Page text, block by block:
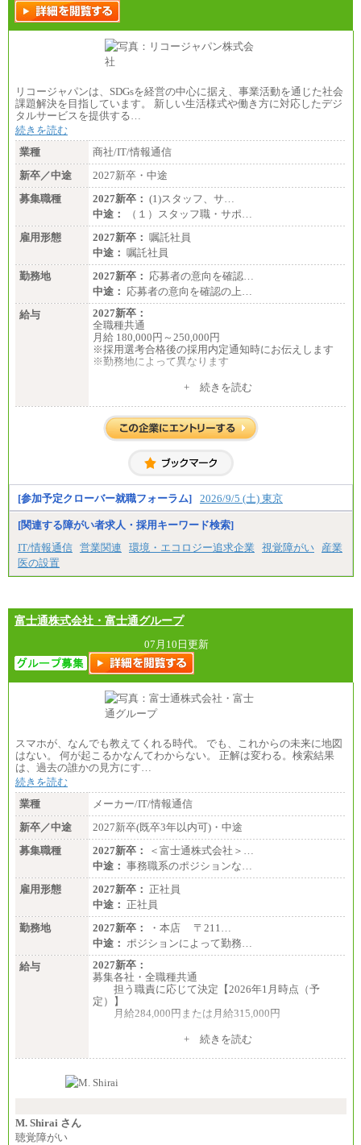
リコージャパンは、SDGsを経営の中心に据え、事業活動を通じた社会
課題解決を目指しています。 新しい生活様式や働き方に対応したデジ
タルサービスを提供する…
続きを読む
業種
商社/IT/情報通信
新卒／中途
2027新卒・中途
募集職種
2027新卒： (1)スタッフ、サ…
中途：
（１）スタッフ職・サポ…
雇用形態
2027新卒： 嘱託社員
中途： 嘱託社員
勤務地
2027新卒： 応募者の意向を確認…
中途： 応募者の意向を確認の上…
給与
2027新卒：
全職種共通
月給 180,000円～250,000円
※採用選考合格後の採用内定通知時にお伝えします
※勤務地によって異なります
月給 200,000円～250,000円
入社時の処遇は経験・能力を考慮の上、当社規程に
より決定します。
お伝えします。
+ 続きを読む
[参加予定クローバー就職フォーラム] 2026/9/5 (土) 東京
[関連する障がい者求人・採用キーワード検索]
IT/情報通信 営業関連 環境・エコロジー追求企業 視覚障がい
産業
医の設置
富士通株式会社・富士通グループ
07月10日更新
スマホが、なんでも教えてくれる時代。 でも、これからの未来に地図
はない。 何が起こるかなんてわからない。 正解は変わる。検索結果
は、過去の誰かの見方にす…
続きを読む
業種
メーカー/IT/情報通信
新卒／中途
2027新卒(既卒3年以内可)・中途
募集職種
2027新卒：
＜富士通株式会社＞…
中途： 事務職系のポジションな…
雇用形態
2027新卒： 正社員
中途： 正社員
勤務地
2027新卒：
・本店 〒211…
中途： ポジションによって勤務…
給与
2027新卒：
募集各社・全職種共通
担う職責に応じて決定【2026年1月時点（予
定）】
月給284,000円または月給315,000円
※入社後早期から、自律的な業務遂行が求めら
す。
い職責を担う方については、さらに高い金額を個別
+ 続きを読む
M. Shirai さん
聴覚障がい